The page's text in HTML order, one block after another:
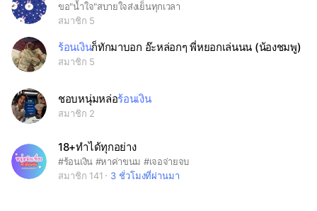
ขอ"น้ำใจ"สบายใจส่งเย็นทุกเวลา
สมาชิก 5
ร้อนเงินก็ทักมาบอก อ๊ะหล่อกๆ พี่หยอกเล่นนน (น้องชมพู)
สมาชิก 5
ชอบหนุ่มหล่อร้อนเงิน
สมาชิก 2
18+ทำได้ทุกอย่าง
#ร้อนเงิน #หาค่าขนม #เจอจ่ายจบ
สมาชิก 141
3 ชั่วโมงที่ผ่านมา